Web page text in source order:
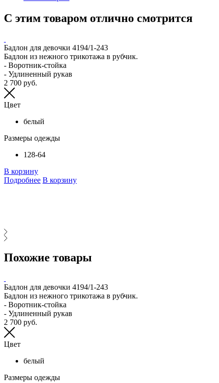
С этим товаром отлично смотрится
Бадлон для девочки 4194/1-243
Бадлон из нежного трикотажа в рубчик.
- Воротник-стойка
- Удлиненный рукав
2 700 руб.
Цвет
белый
Размеры одежды
128-64
В корзину
Подробнее В корзину
Похожие товары
Бадлон для девочки 4194/1-243
Бадлон из нежного трикотажа в рубчик.
- Воротник-стойка
- Удлиненный рукав
2 700 руб.
Цвет
белый
Размеры одежды